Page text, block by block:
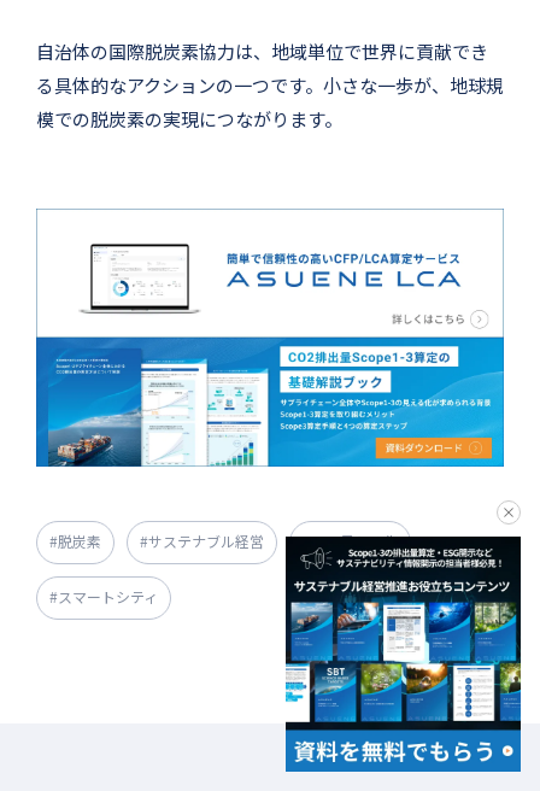
自治体の国際脱炭素協力は、地域単位で世界に貢献でき
る具体的なアクションの一つです。小さな一歩が、地球規
模での脱炭素の実現につながります。
#脱炭素 #サステナブル経営 #CO2見える化
#スマートシティ